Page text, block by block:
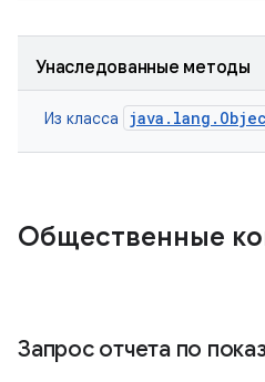
Унаследованные методы
Из класса
Общественные
Запрос отчета по